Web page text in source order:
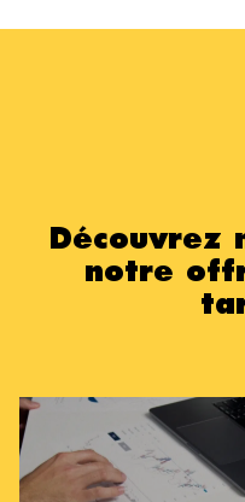
Découvrez
notre